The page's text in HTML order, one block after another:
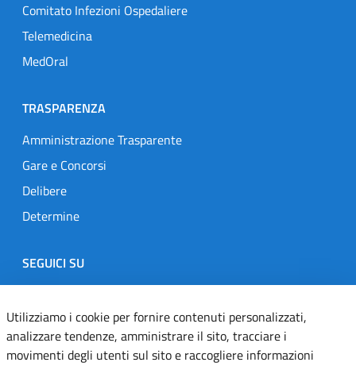
Comitato Infezioni Ospedaliere
Telemedicina
MedOral
TRASPARENZA
Amministrazione Trasparente
Gare e Concorsi
Delibere
Determine
SEGUICI SU
Designers Italia
TwitterInstagramYoutubeLinkedin
Utilizziamo i cookie per fornire contenuti personalizzati,
analizzare tendenze, amministrare il sito, tracciare i
movimenti degli utenti sul sito e raccogliere informazioni